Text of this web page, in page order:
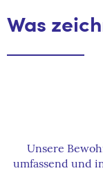
Was
Unsere
umfassend und